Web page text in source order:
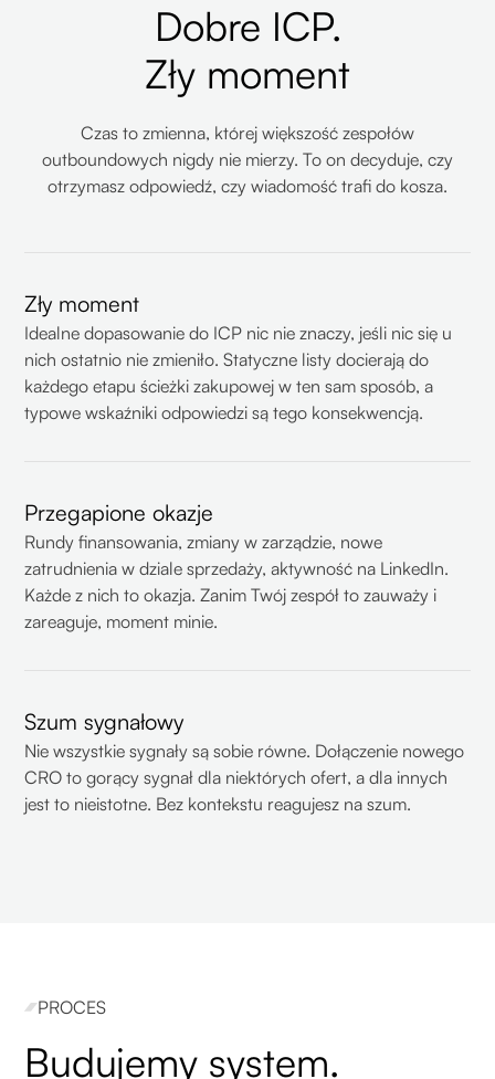
Dobre ICP.
Zły moment
Czas to zmienna, której większość zespołów
outboundowych nigdy nie mierzy. To on decyduje, czy
otrzymasz odpowiedź, czy wiadomość trafi do kosza.
Zły moment
Idealne dopasowanie do ICP nic nie znaczy, jeśli nic się u
nich ostatnio nie zmieniło. Statyczne listy docierają do
każdego etapu ścieżki zakupowej w ten sam sposób, a
typowe wskaźniki odpowiedzi są tego konsekwencją.
Przegapione okazje
Rundy finansowania, zmiany w zarządzie, nowe
zatrudnienia w dziale sprzedaży, aktywność na LinkedIn.
Każde z nich to okazja. Zanim Twój zespół to zauważy i
zareaguje, moment minie.
Szum sygnałowy
Nie wszystkie sygnały są sobie równe. Dołączenie nowego
CRO to gorący sygnał dla niektórych ofert, a dla innych
jest to nieistotne. Bez kontekstu reagujesz na szum.
PROCES
Budujemy system.